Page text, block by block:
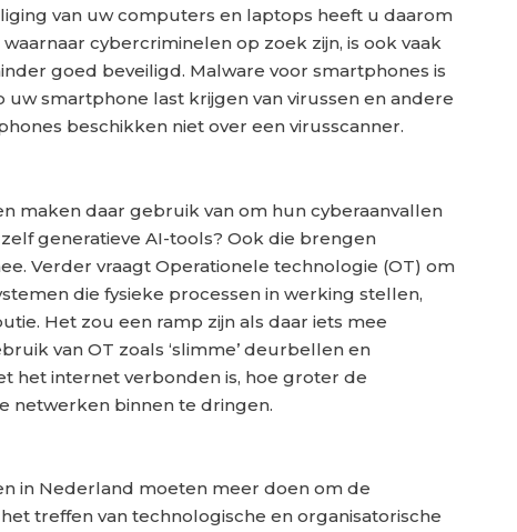
van uw computers en laptops heeft u daarom
cybercriminelen op zoek zijn, is ook vaak
goed beveiligd. Malware voor smartphones is
smartphone last krijgen van virussen en andere
beschikken niet over een virusscanner.
maken daar gebruik van om hun cyberaanvallen
generatieve AI-tools? Ook die brengen
Verder vraagt Operationele technologie (OT) om
die fysieke processen in werking stellen,
Het zou een ramp zijn als daar iets mee
van OT zoals ‘slimme’ deurbellen en
het internet verbonden is, hoe groter de
netwerken binnen te dringen.
in Nederland moeten meer doen om de
treffen van technologische en organisatorische